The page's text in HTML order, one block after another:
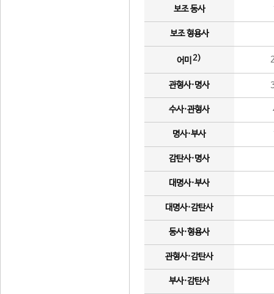
보조 동사
보조 형용사
어미 2)
관형사·명사
수사·관형사
명사·부사
감탄사·명사
대명사·부사
대명사·감탄사
동사·형용사
관형사·감탄사
부사·감탄사